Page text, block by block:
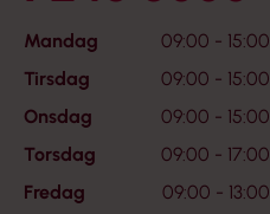
Mandag
09:00 - 15:00
Tirsdag
09:00 - 15:00
Onsdag
09:00 - 15:00
Torsdag
09:00 - 17:00
Fredag
09:00 - 13:00